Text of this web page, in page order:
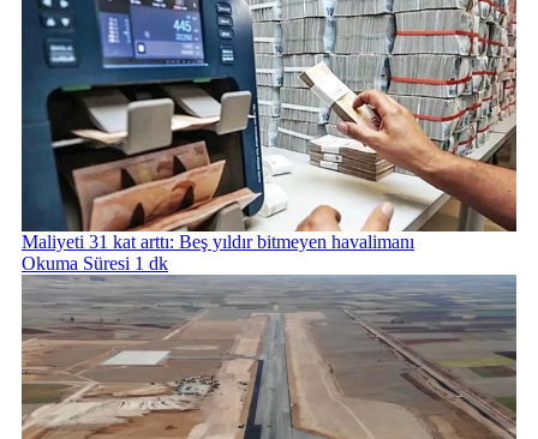
Maliyeti 31 kat arttı: Beş yıldır bitmeyen havalimanı
Okuma Süresi 1 dk